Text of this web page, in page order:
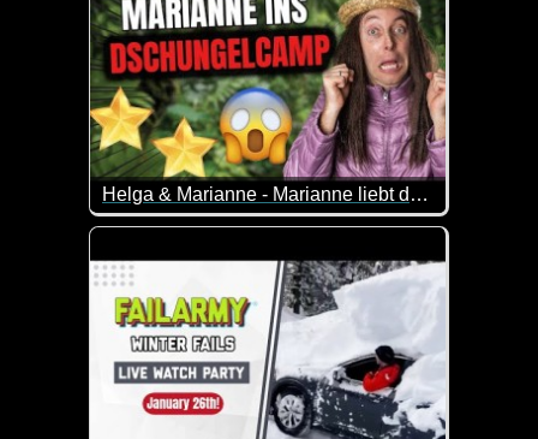
Helga & Marianne - Marianne liebt das Dschungelcamp
Helga & Marianne diskutieren über das
Marianne ein großer Fan dieser Sendung.